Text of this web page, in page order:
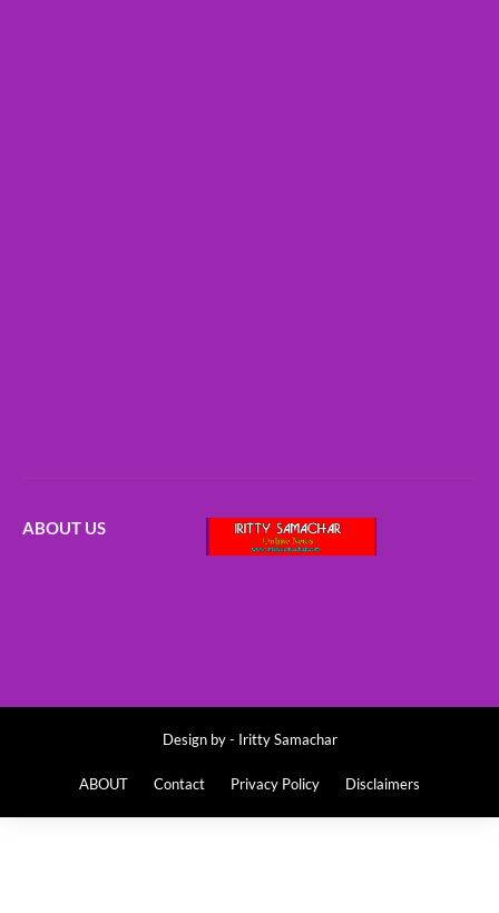
ABOUT US
Design by - Iritty Samachar
ABOUT Contact Privacy Policy Disclaimers